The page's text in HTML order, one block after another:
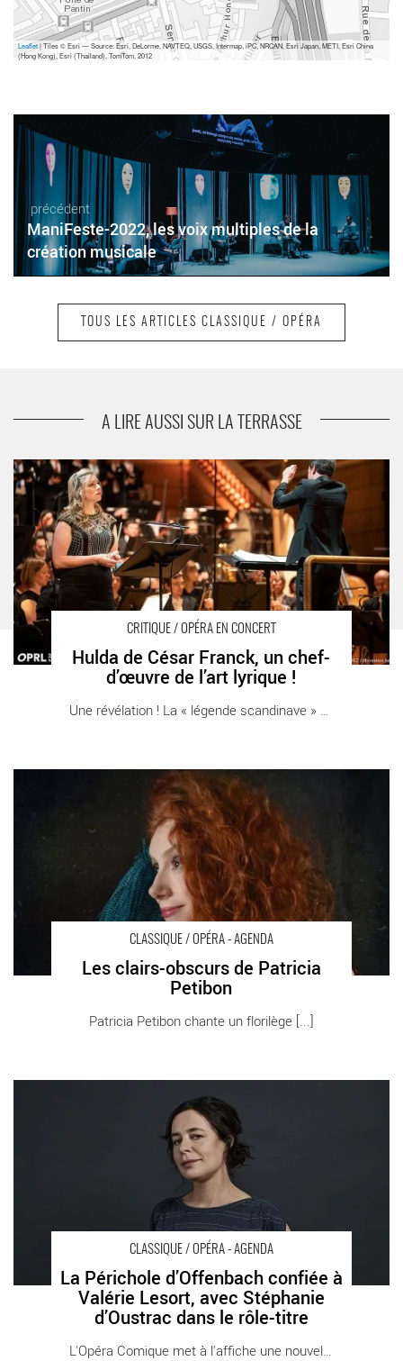
Leaflet| Tiles © Esri — Source: Esri, DeLorme, NAVTEQ, USGS, Intermap, iPC, NRCAN, Esri Japan, METI, Esri China
(Hong Kong), Esri (Thailand), TomTom, 2012
précédent
ManiFeste-2022, les voix multiples de la
création musicale
Les dialogues musicaux de Paul Agnew
TOUS LES ARTICLES CLASSIQUE / OPÉRA
A LIRE AUSSI SUR LA TERRASSE
CRITIQUE / OPÉRA EN CONCERT
Hulda de César Franck, un chef-
d’œuvre de l’art lyrique !
Une révélation ! La « légende scandinave » à [...]
Hulda de César Franck, un chef-d’œuvre de l’art lyrique ! -
Critique sortie Opéra Paris Théâtre des Champs Elysées
CLASSIQUE / OPÉRA - AGENDA
Les clairs-obscurs de Patricia
Petibon
Patricia Petibon chante un florilège [...]
Les clairs-obscurs de Patricia Petibon - Critique sortie Classique
/ Opéra Paris Grande salle Pierre Boulez – Philharmonie
CLASSIQUE / OPÉRA - AGENDA
La Périchole d’Offenbach confiée à
Valérie Lesort, avec Stéphanie
d’Oustrac dans le rôle-titre
L'Opéra Comique met à l'affiche une nouvelle [...]
Stéphanie d’Oustrac dans le rôle-titre - Critique sortie Classique
/ Opéra Paris Opéra Comique